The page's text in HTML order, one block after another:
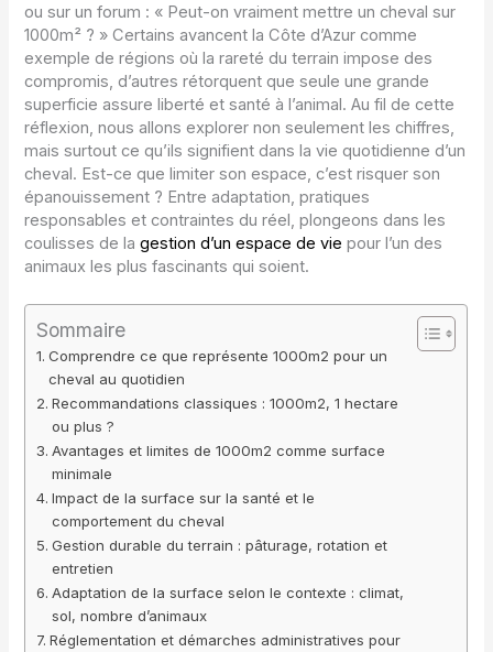
ou sur un forum : « Peut-on vraiment mettre un cheval sur
1000m² ? » Certains avancent la Côte d’Azur comme
exemple de régions où la rareté du terrain impose des
compromis, d’autres rétorquent que seule une grande
superficie assure liberté et santé à l’animal. Au fil de cette
réflexion, nous allons explorer non seulement les chiffres,
mais surtout ce qu’ils signifient dans la vie quotidienne d’un
cheval. Est-ce que limiter son espace, c’est risquer son
épanouissement ? Entre adaptation, pratiques
responsables et contraintes du réel, plongeons dans les
coulisses de lagestion d’un espace de vie pour l’un des
animaux les plus fascinants qui soient.
Sommaire
Comprendre ce que représente 1000m2 pour un
cheval au quotidien
Recommandations classiques : 1000m2, 1 hectare
ou plus ?
Avantages et limites de 1000m2 comme surface
minimale
Impact de la surface sur la santé et le
comportement du cheval
Gestion durable du terrain : pâturage, rotation et
entretien
Adaptation de la surface selon le contexte : climat,
sol, nombre d’animaux
Réglementation et démarches administratives pour